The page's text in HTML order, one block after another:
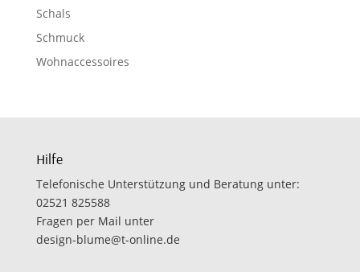
Schals
Schmuck
Wohnaccessoires
Hilfe
Telefonische Unterstützung und Beratung unter:
02521 825588
Fragen per Mail unter
design-blume@t-online.de